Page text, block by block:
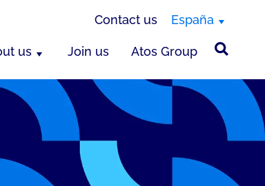
Contact us España
us Join us Atos Group